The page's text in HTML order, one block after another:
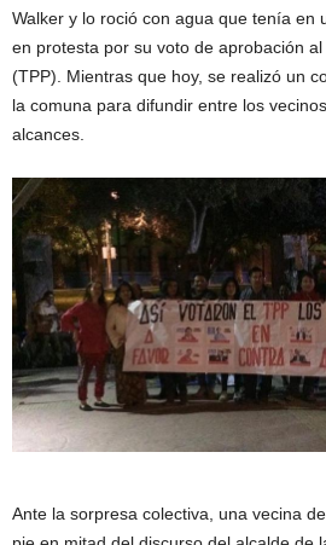
Walker y lo roció con agua que tenía en
en protesta por su voto de aprobación
(TPP). Mientras que hoy, se realizó un
la comuna para difundir entre los
alcances.
Ante la sorpresa colectiva, una vecina